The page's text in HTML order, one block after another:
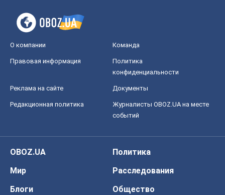
О компании Команда
Правовая информация
Политика
конфиденциальности
Реклама на сайте Документы
Редакционная политика
Журналисты OBOZ.UA на месте
событий
OBOZ.UA
Политика
Мир
Расследования
Блоги
Общество